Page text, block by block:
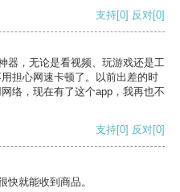
支持[0] 反对[0]
器，无论是看视频、玩游戏还是工
担心网速卡顿了。以前出差的时
络，现在有了这个app，我再也不
支持[0] 反对[0]
快就能收到商品。